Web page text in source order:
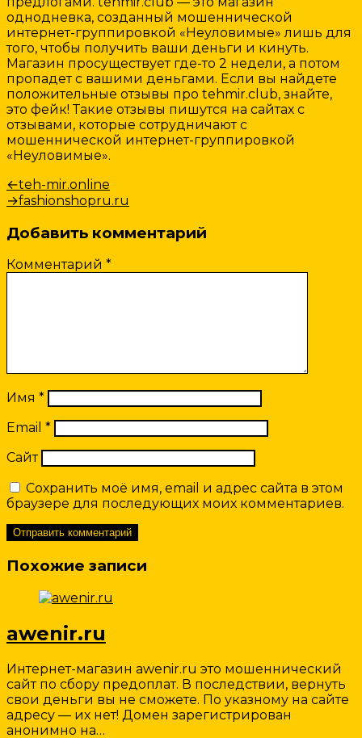
однодневка, созданный мошеннической
интернет-группировкой «Неуловимые» лишь для
того, чтобы получить ваши деньги и кинуть.
Магазин просуществует где-то 2 недели, а потом
пропадет с вашими деньгами. Если вы найдете
положительные отзывы про tehmir.club, знайте,
это фейк! Такие отзывы пишутся на сайтах с
отзывами, которые сотрудничают с
мошеннической интернет-группировкой
«Неуловимые».
Навигация
по
записям
←Предыдущая
запись:
teh-mir.online
→Следующая
fashionshopru.ru
Добавить комментарий
Комментарий *
Имя *
Email *
Сайт
Сохранить моё имя, email и адрес сайта в этом
браузере для последующих моих комментариев.
Похожие записи
awenir.ru
Интернет-магазин awenir.ru это мошеннический
сайт по сбору предоплат. В последствии, вернуть
свои деньги вы не сможете. По указному на сайте
адресу — их нет! Домен зарегистрирован
анонимно на…